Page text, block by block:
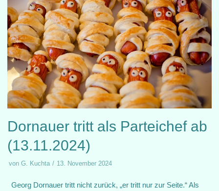
Dornauer tritt als Parteichef ab
(13.11.2024)
von G. Kuchta 13. November 2024
Georg Dornauer tritt nicht zurück, „er tritt nur zur Seite.“ Als